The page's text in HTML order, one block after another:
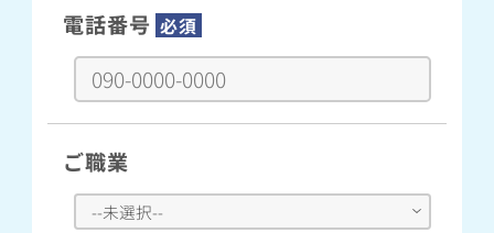
電話番号 必須
ご職業